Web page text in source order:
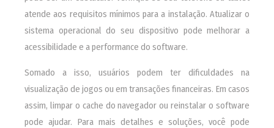
atende aos requisitos mínimos para a instalação. Atualizar o
sistema operacional do seu dispositivo pode melhorar a
acessibilidade e a performance do software.
Somado a isso, usuários podem ter dificuldades na
visualização de jogos ou em transações financeiras. Em casos
assim, limpar o cache do navegador ou reinstalar o software
pode ajudar. Para mais detalhes e soluções, você pode